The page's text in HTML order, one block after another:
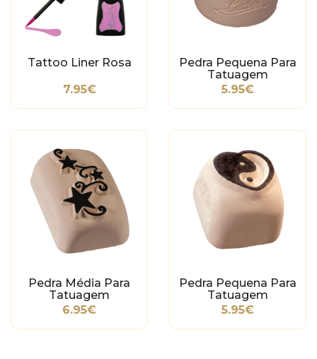
Tattoo Liner Rosa
7.95€
Pedra Pequena Para
Tatuagem
Temporária - Nota
5.95€
Pedra Média Para
Tatuagem
Temporária - Estrela
6.95€
Pedra Pequena Para
Tatuagem
Temporária - Coração
5.95€